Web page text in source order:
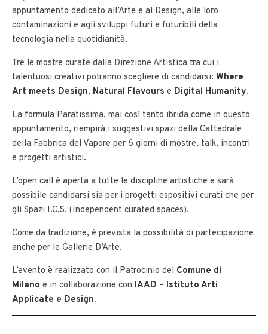
appuntamento dedicato all’Arte e al Design, alle loro
contaminazioni e agli sviluppi futuri e futuribili della
tecnologia nella quotidianità.
Tre le mostre curate dalla Direzione Artistica tra cui i
talentuosi creativi potranno scegliere di candidarsi: Where
Art meets Design, Natural Flavours e Digital Humanity.
La formula Paratissima, mai così tanto ibrida come in questo
appuntamento, riempirà i suggestivi spazi della Cattedrale
della Fabbrica del Vapore per 6 giorni di mostre, talk, incontri
e progetti artistici.
L’open call è aperta a tutte le discipline artistiche e sarà
possibile candidarsi sia per i progetti espositivi curati che per
gli Spazi I.C.S. (Independent curated spaces).
Come da tradizione, è prevista la possibilità di partecipazione
anche per le Gallerie D’Arte.
L’evento è realizzato con il Patrocinio del Comune di
Milano e in collaborazione con IAAD – Istituto Arti
Applicate e Design.